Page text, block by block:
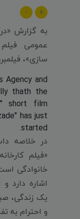
+
-
به گزارش
عمومی فیلم
سازی»،
Agency and
thath the
short film
has just
started.
در خلاصه
«فیلم
خانوادگی
اشاره دارد
یک زندگی،
و احترام به